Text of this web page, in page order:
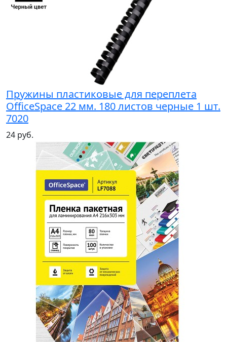
Пружины пластиковые для переплета
OfficeSpace 22 мм. 180 листов черные 1 шт.
7020
24 руб.